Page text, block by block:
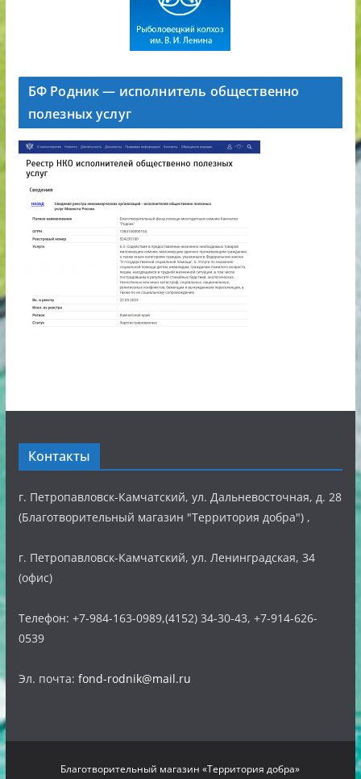
БФ Родник — исполнитель общественно
полезных услуг
Контакты
г. Петропавловск-Камчатский, ул. Дальневосточная, д. 28
(Благотворительный магазин "Территория добра") ,
г. Петропавловск-Камчатский, ул. Ленинградская, 34
(офис)
Телефон: +7-984-163-0989,(4152) 34-30-43, +7-914-626-
0539
Эл. почта: fond-rodnik@mail.ru
Благотворительный магазин «Территория добра»